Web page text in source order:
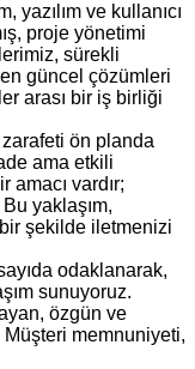
yazılım ve kullanıcı
proje yönetimi
sürekli
güncel çözümleri
arası bir iş birliği
ön planda
ama etkili
amacı vardır;
yaklaşım,
bir şekilde iletmenizi
odaklanarak,
sunuyoruz.
özgün ve
Müşteri memnuniyeti,